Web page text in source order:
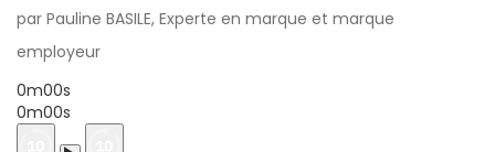
par Pauline BASILE, Experte en marque et marque
employeur
0m00s
0m00s